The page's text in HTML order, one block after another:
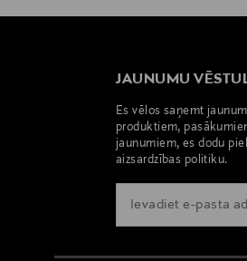
JAUNUMU
Es vēlos saņemt
produktiem,
jaunumiem, es dodu
aizsardzības politiku.